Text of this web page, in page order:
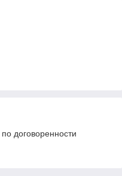
договоренности